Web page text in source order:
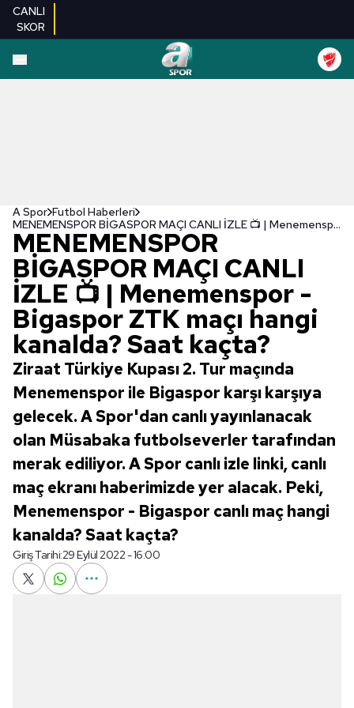
CANLI
SKOR
A Spor Futbol Haberleri
MENEMENSPOR BİGASPOR MAÇI CANLI İZLE 📺 | Menemenspor - Bigaspor ZTK maçı hangi kanalda? Saat kaçta?
MENEMENSPOR
BİGASPOR MAÇI CANLI
İZLE 📺 | Menemenspor -
Bigaspor ZTK maçı hangi
kanalda? Saat kaçta?
Ziraat Türkiye Kupası 2. Tur maçında
Menemenspor ile Bigaspor karşı karşıya
gelecek. A Spor'dan canlı yayınlanacak
olan Müsabaka futbolseverler tarafından
merak ediliyor. A Spor canlı izle linki, canlı
maç ekranı haberimizde yer alacak. Peki,
Menemenspor - Bigaspor canlı maç hangi
kanalda? Saat kaçta?
Giriş Tarihi:29 Eylül 2022 - 16:00